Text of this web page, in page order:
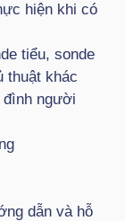
hiện khi có
tiểu, sonde
thuật khác
đình người
dẫn và hỗ